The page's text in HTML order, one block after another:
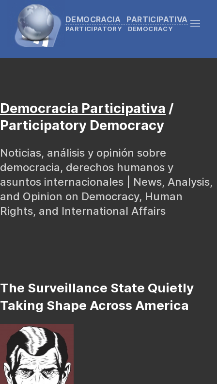
DEMOCRACIA PARTICIPATIVA
PARTICIPATORY DEMOCRACY
Democracia Participativa /
Participatory Democracy
Noticias, análisis y opinión sobre
democracia, derechos humanos y
asuntos internacionales | News, Analysis,
and Opinion on Democracy, Human
Rights, and International Affairs
The Surveillance State Quietly
Taking Shape Across America